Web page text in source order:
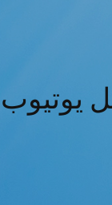
يوتيوب